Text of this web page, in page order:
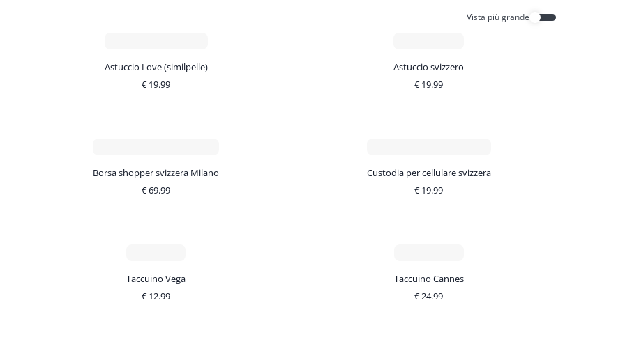
Vista più grande
Astuccio Love (similpelle)
€ 19.99
Astuccio svizzero
€ 19.99
Borsa shopper svizzera Milano
€69.99
Custodia per cellulare svizzera
€ 19.99
Taccuino Vega
€ 12.99
Taccuino Cannes
€24.99